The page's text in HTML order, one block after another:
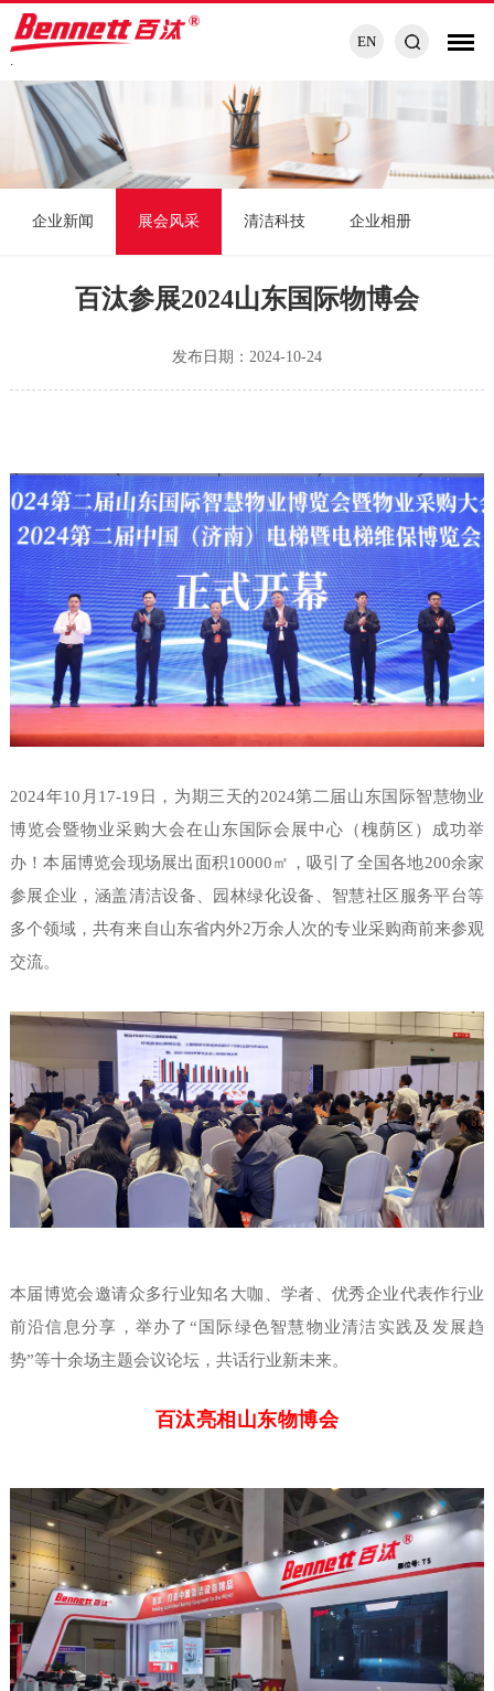
.
EN
企业新闻 展会风采 清洁科技 企业相册
百汰参展2024山东国际物博会
发布日期：2024-10-24
2024年10月17-19日，为期三天的2024第二届山东国际智慧物业
博览会暨物业采购大会在山东国际会展中心 （槐荫区）成功举
办！本届博览会现场展出面积10000㎡，吸引了全国各地200余家
参展企业，涵盖清洁设备、园林绿化设备、智慧社区服务平台等
多个领域，共有来自山东省内外2万余人次的专业采购商前来参观
交流。
本届博览会邀请众多行业知名大咖、学者、优秀企业代表作行业
前沿信息分享，举办了“国际绿色智慧物业清洁实践及发展趋
势”等十余场主题会议论坛，共话行业新未来。
百汰亮相山东物博会